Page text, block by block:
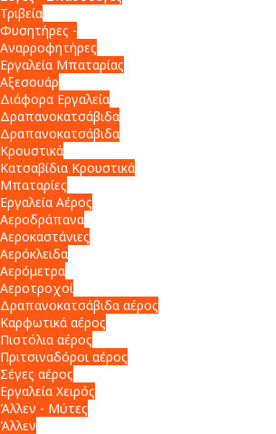
Τριβεία
Φυσητήρες -
Αναρροφητήρες
Εργαλεία Μπαταρίας
Αξεσουάρ
Διάφορα Εργαλεία
Δραπανοκατσάβιδα
Δραπανοκατσάβιδα
Κρουστικά
Κατσαβίδια Κρουστικά
Μπαταρίες
Εργαλεία Αέρος
Αεροδράπανα
Αεροκαστάνιες
Αερόκλειδα
Αερόμετρα
Αεροτροχοί
Δραπανοκατσάβιδα αέρος
Καρφωτικά αέρος
Πιστόλια αέρος
Πριτσιναδόροι αέρος
Σέγες αέρος
Εργαλεία Χειρός
Άλλεν - Μύτες
Άλλεν